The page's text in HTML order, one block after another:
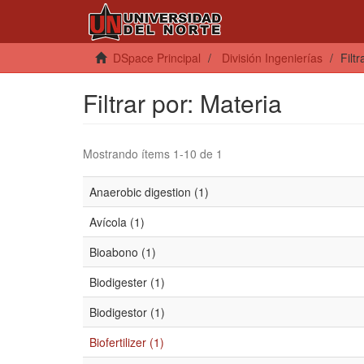
DSpace Principal División Ingenierías
Filtrar por: Materia
Mostrando ítems 1-10 de 1
Anaerobic digestion (1)
Avícola (1)
Bioabono (1)
Biodigester (1)
Biodigestor (1)
Biofertilizer (1)